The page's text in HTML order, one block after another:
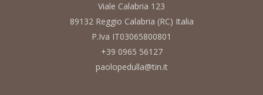
Viale Calabria 123
89132 Reggio Calabria (RC) Italia
P.Iva IT03065800801
+39 0965 56127
paolopedulla@tin.it